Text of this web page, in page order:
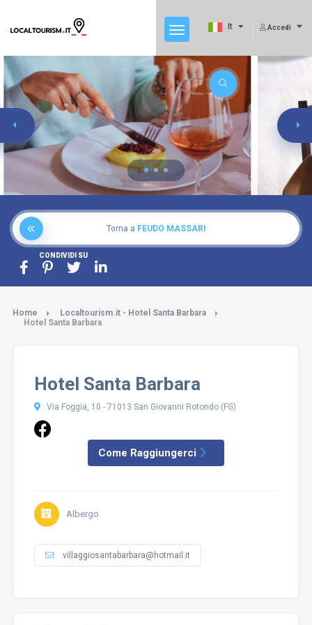
Accedi
It
Torna a FEUDO MASSARI
CONDIVIDI SU
Home
Localtourism.it - Hotel Santa Barbara
Hotel Santa Barbara
Hotel Santa Barbara
Via Foggia, 10 - 71013 San Giovanni Rotondo (FG)
Come Raggiungerci
Albergo
villaggiosantabarbara@hotmail.it